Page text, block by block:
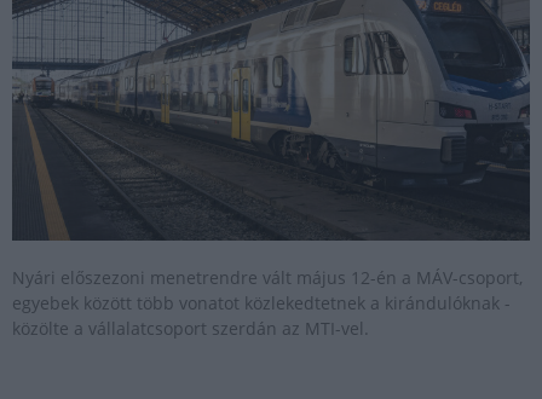
Nyári előszezoni menetrendre vált május 12-én a MÁV-csoport,
egyebek között több vonatot közlekedtetnek a kirándulóknak -
közölte a vállalatcsoport szerdán az MTI-vel.